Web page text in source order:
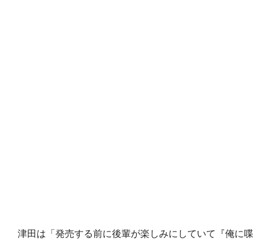
津田は「発売する前に後輩が楽しみにしていて『俺に喋